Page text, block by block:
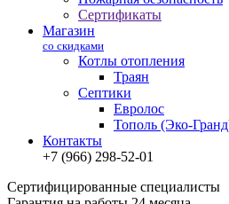
Сертификаты
Магазин
со скидками
Котлы отопления
Траян
Септики
Евролос
Тополь (Эко-
Контакты
+7 (966) 298-52-01
Сертифицированные специалисты